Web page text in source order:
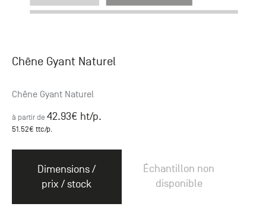
Chêne Gyant Naturel
Chêne Gyant Naturel
à partir de 42.93€ ht/p.
51.52€ ttc/p.
Dimensions /
prix / stock
Échantillon non
disponible